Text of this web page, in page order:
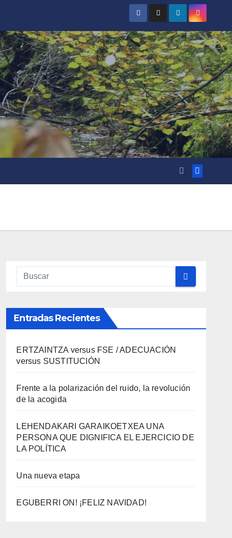
Entradas Recientes
ERTZAINTZA versus FSE / ADECUACIÓN
versus SUSTITUCIÓN
Frente a la polarización del ruido, la revolución
de la acogida
LEHENDAKARI GARAIKOETXEA UNA
PERSONA QUE DIGNIFICA EL EJERCICIO DE
LA POLÍTICA
Una nueva etapa
EGUBERRI ON! ¡FELIZ NAVIDAD!